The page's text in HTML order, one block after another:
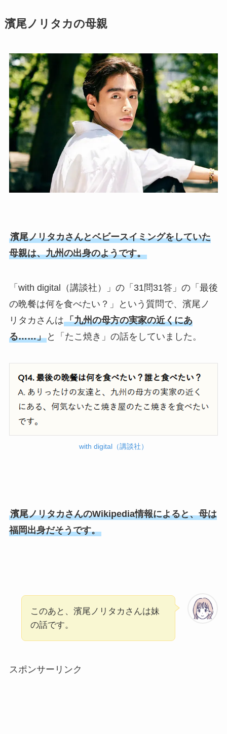
濱尾ノリタカの母親
濱尾ノリタカさんとベビースイミングをしていた
母親は、九州の出身のようです。
「with digital（講談社）」の「31問31答」の「最後
の晩餐は何を食べたい？」という質問で、濱尾ノ
リタカさんは「九州の母方の実家の近くにあ
る……」と「たこ焼き」の話をしていました。
with digital（講談社）
濱尾ノリタカさんのWikipedia情報によると、母は
福岡出身だそうです。
このあと、濱尾ノリタカさんは妹
の話です。
スポンサーリンク